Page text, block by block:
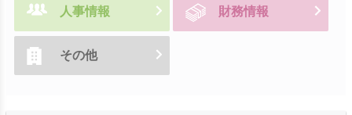
人事情報 財務情報
その他